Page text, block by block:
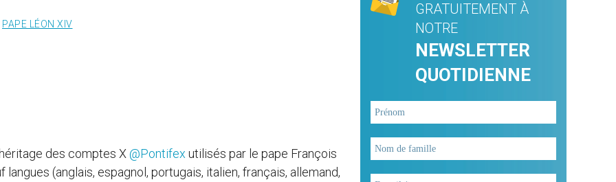
PAPE LÉON XIV
des comptes X @Pontifex utilisés par le pape François
langues (anglais, espagnol, portugais, italien, français, allemand,
GRATUITEMENT À
NOTRE
NEWSLETTER
QUOTIDIENNE